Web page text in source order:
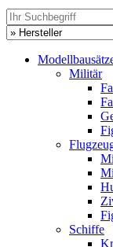
Militär
Schiffe